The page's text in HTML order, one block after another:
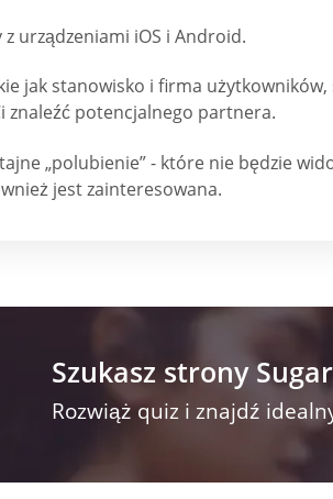
urządzeniami iOS i Android.
jak stanowisko i firma użytkowników,
znaleźć potencjalnego partnera.
„polubienie” - które nie będzie
jest zainteresowana.
Szukasz strony
Rozwiąż quiz i znajdź